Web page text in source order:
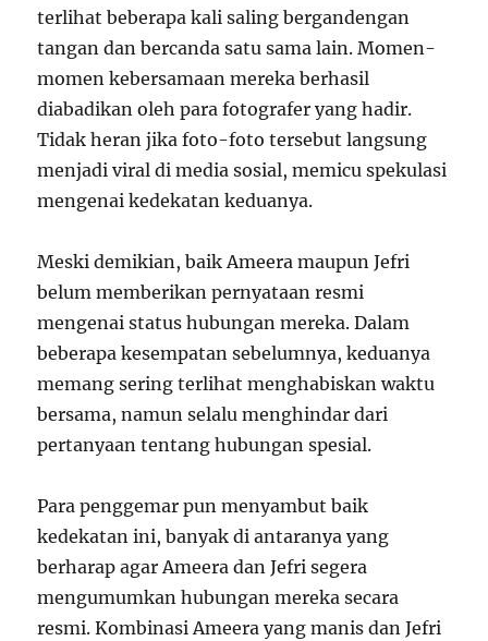
terlihat beberapa kali saling bergandengan
tangan dan bercanda satu sama lain. Momen-
momen kebersamaan mereka berhasil
diabadikan oleh para fotografer yang hadir.
Tidak heran jika foto-foto tersebut langsung
menjadi viral di media sosial, memicu spekulasi
mengenai kedekatan keduanya.
Meski demikian, baik Ameera maupun Jefri
belum memberikan pernyataan resmi
mengenai status hubungan mereka. Dalam
beberapa kesempatan sebelumnya, keduanya
memang sering terlihat menghabiskan waktu
bersama, namun selalu menghindar dari
pertanyaan tentang hubungan spesial.
Para penggemar pun menyambut baik
kedekatan ini, banyak di antaranya yang
berharap agar Ameera dan Jefri segera
mengumumkan hubungan mereka secara
resmi. Kombinasi Ameera yang manis dan Jefri